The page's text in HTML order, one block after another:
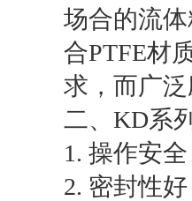
场合的流
合PTFE材
求，而广
二、KD系
1. 操作安
2. 密封性